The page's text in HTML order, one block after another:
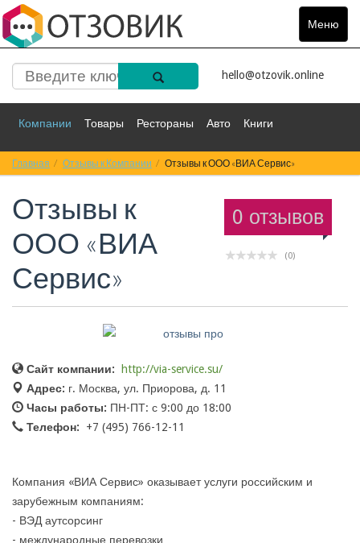
Меню
Toggle
hello@otzovik.online
Компании Товары Рестораны Авто Книги
Спорт Фильмы Деньги Путешествия
Красота Здоровье
Главная Отзывы к Компании Отзывы к ООО «ВИА Сервис»
0 отзывов
(0)
Отзывы к
ООО «ВИА
Сервис»
Сайт компании:
http://via-service.su/
Адрес: г. Москва, ул. Приорова, д. 11
Часы работы: ПН-ПТ: с 9:00 до 18:00
Телефон:
+7 (495) 766-12-11
Компания «ВИА Сервис» оказывает услуги российским и
зарубежным компаниям:
- ВЭД аутсорсинг
- международные перевозки